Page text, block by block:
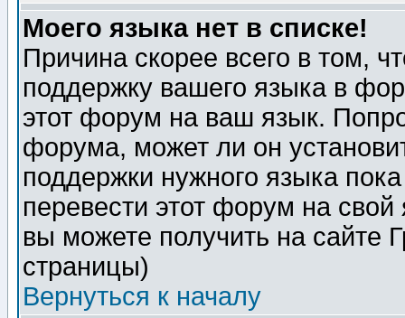
Моего языка нет в списке!
Причина скорее всего в том,
поддержку вашего языка в
этот форум на ваш язык.
форума, может ли он
поддержки нужного языка
перевести этот форум на
вы можете получить на сайте
страницы)
Вернуться к началу